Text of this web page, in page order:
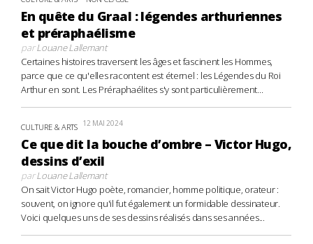
En quête du Graal : légendes arthuriennes
et préraphaélisme
parLouane Lallemant
Certaines histoires traversent les âges et fascinent les Hommes,
parce que ce qu'elles racontent est éternel : les Légendes du Roi
Arthur en sont. Les Préraphaélites s'y sont particulièrement...
CULTURE & ARTS 12 MAI 2024
Ce que dit la bouche d’ombre – Victor Hugo,
dessins d’exil
parLouane Lallemant
On sait Victor Hugo poète, romancier, homme politique, orateur :
souvent, on ignore qu'il fut également un formidable dessinateur.
Voici quelques uns de ses dessins réalisés dans ses années...